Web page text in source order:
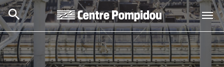
Skip to main content
Centre Pompidou